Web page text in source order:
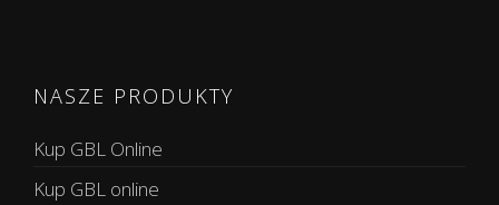
NASZE PRODUKTY
Kup GBL Online
Kup GBL online